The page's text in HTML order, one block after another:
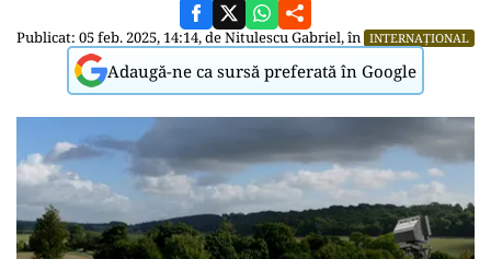
Publicat: 05 feb. 2025, 14:14, deNitulescu Gabriel, în INTERNAȚIONAL
Adaugă-ne ca sursă preferată în Google